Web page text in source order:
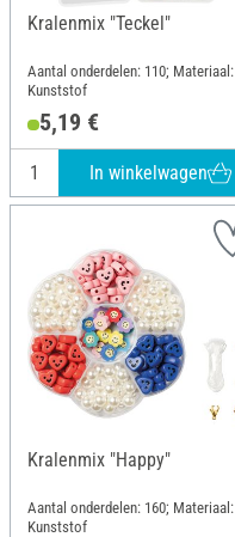
Kralenmix "Teckel"
Aantal onderdelen: 110; Materiaal:
Kunststof
5,19 €
In winkelwagen
Kralenmix "Happy"
Aantal onderdelen: 160; Materiaal:
Kunststof